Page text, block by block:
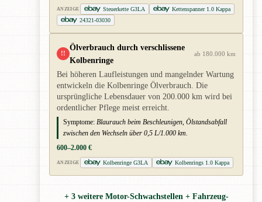
ANZEIGE Steuerkette G3LA
Kettenspanner 1.0 Kappa
24321-03030
!!
Ölverbrauch durch verschlissene
Kolbenringe
ab 180.000 km
Bei höheren Laufleistungen und mangelnder Wartung
entwickeln die Kolbenringe Ölverbrauch. Die
ursprüngliche Lebensdauer von 200.000 km wird bei
ordentlicher Pflege meist erreicht.
Symptome: Blaurauch beim Beschleunigen, Ölstandsabfall
zwischen den Wechseln über 0,5 L/1.000 km.
600–2.000 €
ANZEIGE Kolbenringe G3LA Kolbenrings 1.0 Kappa
+ 3 weitere Motor-Schwachstellen + Fahrzeug-